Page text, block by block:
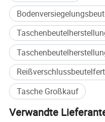
Tasche Großkauf
Verwandte